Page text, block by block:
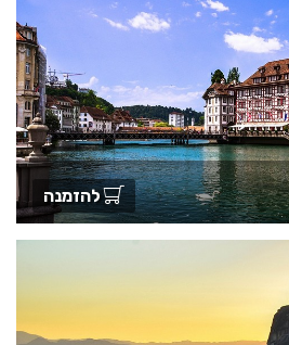
להזמנה